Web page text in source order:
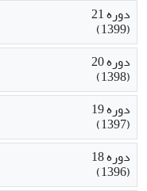
دوره 21
(1399)
دوره 20
(1398)
دوره 19
(1397)
دوره 18
(1396)